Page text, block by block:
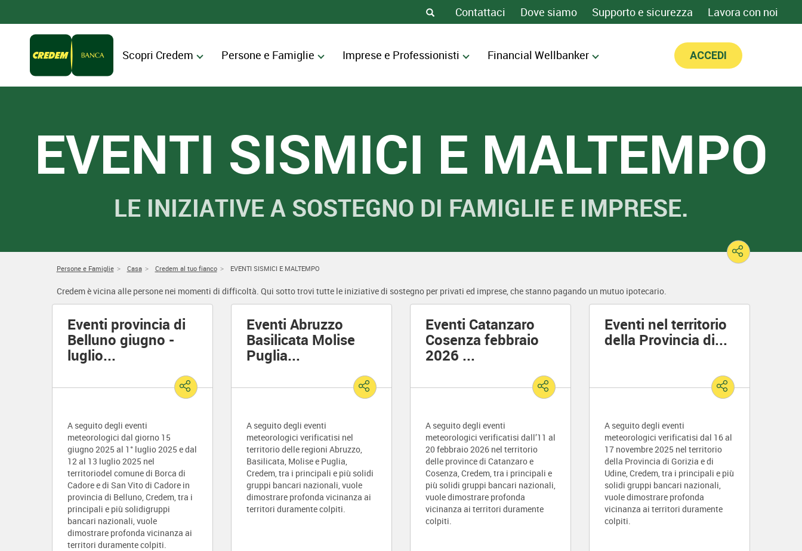
Contattaci Dove siamo Supporto e sicurezza Lavora con noi
Scopri Credem Persone e Famiglie Imprese e Professionisti Financial Wellbanker ACCEDI
EVENTI SISMICI E MALTEMPO
LE INIZIATIVE A SOSTEGNO DI FAMIGLIE E IMPRESE.
Persone e Famiglie Casa Credem al tuo fianco EVENTI SISMICI E MALTEMPO
Credem è vicina alle persone nei momenti di difficoltà. Qui sotto trovi tutte le iniziative di sostegno per privati ed imprese, che stanno pagando un mutuo ipotecario.
Eventi provincia di
Belluno giugno -
luglio...
A seguito degli eventi
meteorologici dal giorno 15
giugno 2025 al 1° luglio 2025 e dal
12 al 13 luglio 2025 nel
territoriodel comune di Borca di
Cadore e di San Vito di Cadore in
provincia di Belluno, Credem, tra i
principali e più solidigruppi
bancari nazionali, vuole
dimostrare profonda vicinanza ai
territori duramente colpiti.
Eventi Abruzzo
Basilicata Molise
Puglia...
A seguito degli eventi
meteorologici verificatisi nel
territorio delle regioni Abruzzo,
Basilicata, Molise e Puglia,
Credem, tra i principali e più solidi
gruppi bancari nazionali, vuole
dimostrare profonda vicinanza ai
territori duramente colpiti.
Eventi Catanzaro
Cosenza febbraio
2026 ...
A seguito degli eventi
meteorologici verificatisi dall’11 al
20 febbraio 2026 nel territorio
delle province di Catanzaro e
Cosenza, Credem, tra i principali e
più solidi gruppi bancari nazionali,
vuole dimostrare profonda
vicinanza ai territori duramente
colpiti.
Eventi nel territorio
della Provincia di...
A seguito degli eventi
meteorologici verificatisi dal 16 al
17 novembre 2025 nel territorio
della Provincia di Gorizia e di
Udine, Credem, tra i principali e più
solidi gruppi bancari nazionali,
vuole dimostrare profonda
vicinanza ai territori duramente
colpiti.